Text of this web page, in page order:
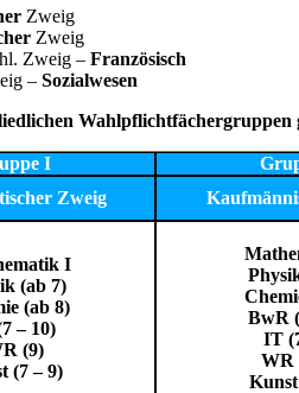
Zweig
Zweig
Zweig – Französisch
– Sozialwesen
Wahlpflichtfächergruppen
I
Zweig
I
(ab 7)
(ab 8)
– 10)
(9)
(7 – 9)
BwR
IT
WR